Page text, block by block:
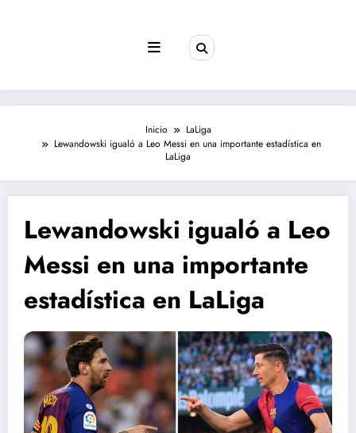
Inicio
LaLiga
Lewandowski igualó a Leo Messi en una importante estadística en
LaLiga
Lewandowski igualó a Leo
Messi en una importante
estadística en LaLiga